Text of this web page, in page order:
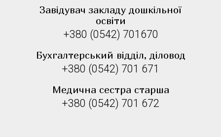
Завідувач закладу дошкільної
освіти
+380 (0542) 701670
Бухгалтерський відділ, діловод
+380 (0542) 701 671
Медична сестра старша
+380 (0542) 701 672